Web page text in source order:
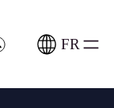
FR